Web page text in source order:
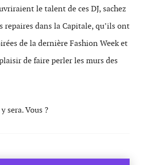
le talent de ces DJ, sachez
repaires dans la Capitale, qu’ils ont
de la dernière Fashion Week et
de faire perler les murs des
sera. Vous ?